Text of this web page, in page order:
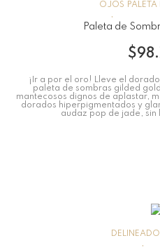
OJOS
Paleta de
$
¡Ir a por el oro! Lleve el
paleta de sombras gilded
mantecosos dignos de aplastar,
dorados hiperpigmentados y
audaz pop de jade,